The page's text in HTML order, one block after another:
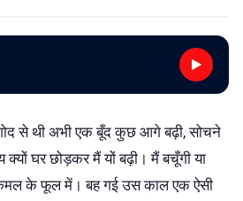
से थी अभी एक बूँद कुछ आगे बढ़ी, सोचने
क्यों घर छोड़कर मैं यों बढ़ी। मैं बचूँगी या
के फूल में। बह गई उस काल एक ऐसी